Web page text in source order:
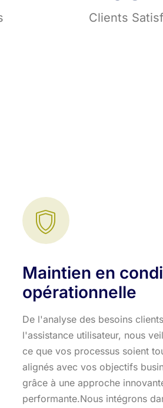
Clients
Maintien en
opérationnelle
De l'analyse des besoins
l'assistance utilisateur, nous
ce que vos processus soient
alignés avec vos objectifs
grâce à une approche
performante.​ Nous intégrons